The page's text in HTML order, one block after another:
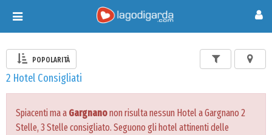
Toggle
navigation
POPOLARITÀ
2 Hotel Consigliati
Spiacenti ma a Gargnanonon risulta nessun Hotel a Gargnano 2
Stelle, 3 Stelle consigliato. Seguono gli hotel attinenti delle